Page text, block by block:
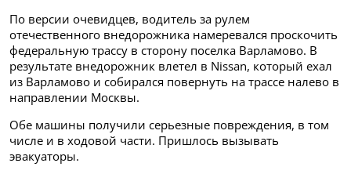
По версии очевидцев, водитель за рулем
отечественного внедорожника намеревался проскочить
федеральную трассу в сторону поселка Варламово. В
результате внедорожник влетел в Nissan, который ехал
из Варламово и собирался повернуть на трассе налево в
направлении Москвы.
Обе машины получили серьезные повреждения, в том
числе и в ходовой части. Пришлось вызывать
эвакуаторы.